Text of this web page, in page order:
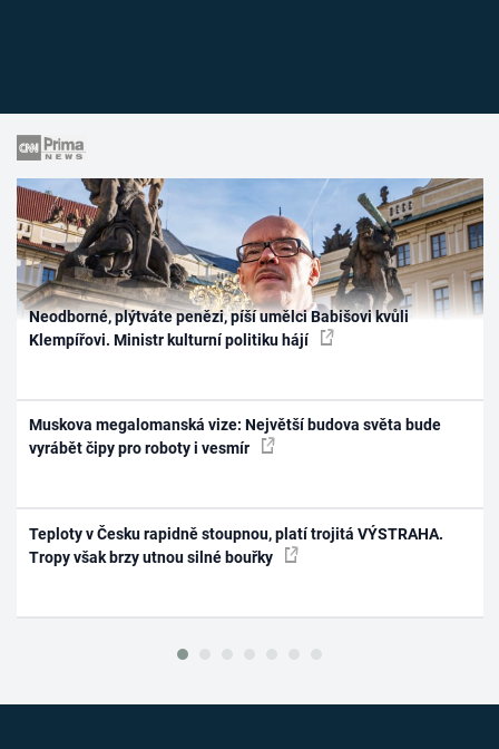
Neodborné, plýtváte penězi, píší umělci Babišovi kvůli
Klempířovi. Ministr kulturní politiku hájí
Muskova megalomanská vize: Největší budova světa bude
vyrábět čipy pro roboty i vesmír
Teploty v Česku rapidně stoupnou, platí trojitá VÝSTRAHA.
Tropy však brzy utnou silné bouřky